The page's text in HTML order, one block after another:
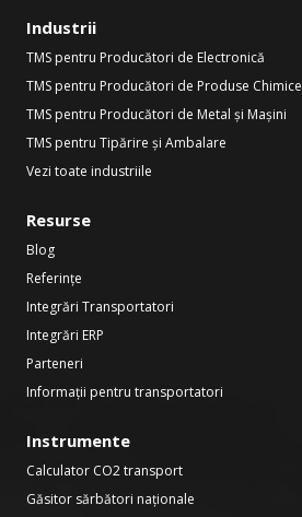
Industrii
TMS pentru Producători de Electronică
TMS pentru Producători de Produse Chimice
TMS pentru Producători de Metal și Mașini
TMS pentru Tipărire și Ambalare
Vezi toate industriile
Resurse
Blog
Referințe
Integrări Transportatori
Integrări ERP
Parteneri
Informații pentru transportatori
Instrumente
Calculator CO2 transport
Găsitor sărbători naționale